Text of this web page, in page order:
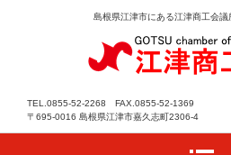
島根県江津市にある江津商工会議
TEL.0855-52-2268 FAX.0855-52-1369
〒695-0016 島根県江津市嘉久志町2306-4